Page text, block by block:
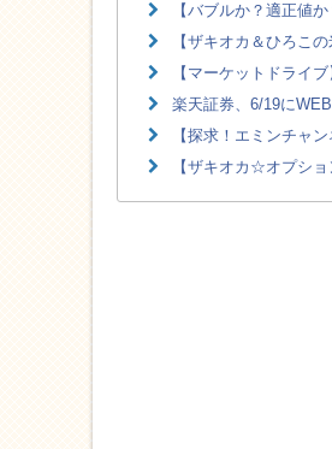
【バブルか？適正値
【ザキオカ＆ひろこ
【マーケットドライ
楽天証券、6/19に
【探求！エミンチャ
【ザキオカ☆オプシ